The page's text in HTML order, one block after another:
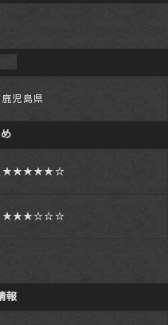
鹿児島県
★★★★★☆
★★★☆☆☆
報